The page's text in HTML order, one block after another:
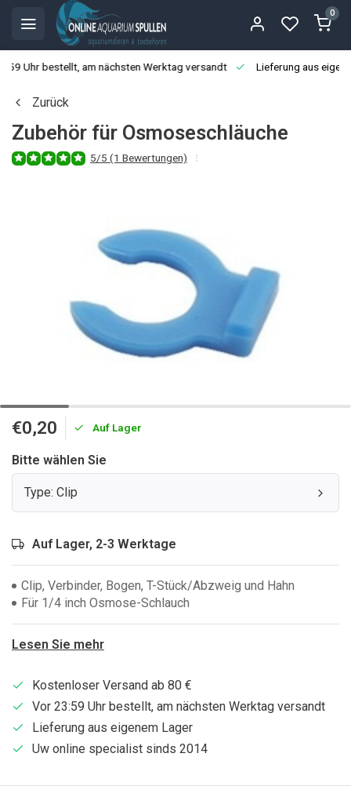
0
Uhr bestellt, am nächsten Werktag versandt Lieferung aus
Zurück
Zubehör für Osmoseschläuche
5/5 (1 Bewertungen)
€0,20 Auf Lager
Bitte wählen Sie
Type: Clip
Auf Lager, 2-3 Werktage
Clip, Verbinder, Bogen, T-Stück/Abzweig und Hahn
Für 1/4 inch Osmose-Schlauch
Lesen Sie mehr
Kostenloser Versand ab 80 €
Vor 23:59 Uhr bestellt, am nächsten Werktag versandt
Lieferung aus eigenem Lager
Uw online specialist sinds 2014